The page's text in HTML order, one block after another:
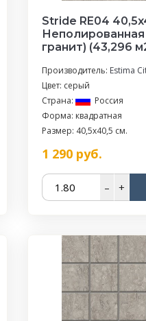
Stride RE04
гранит) (43,296
Производитель: Estima
Цвет: серый
Страна:
Россия
Форма: квадратная
Размер: 40,5x40,5 см.
1 290руб.
– +